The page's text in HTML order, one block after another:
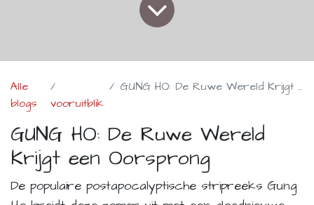
Alle
blogs
vooruitblik
GUNG HO: De Ruwe Wereld Krijgt een Oorsprong
GUNG HO: De Ruwe Wereld
Krijgt een Oorsprong
De populaire postapocalyptische stripreeks Gung